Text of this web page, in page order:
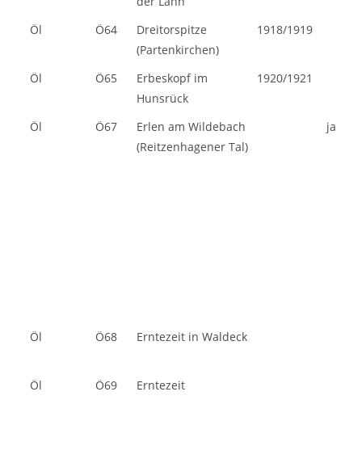
Öl Ö64
Dreitorspitze
(Partenkirchen)
1918/1919
Öl Ö65
Erbeskopf im
Hunsrück
1920/1921
Öl Ö67
Erlen am Wildebach
(Reitzenhagener Tal)
ja
Öl Ö68 Erntezeit in Waldeck
Öl Ö69 Erntezeit